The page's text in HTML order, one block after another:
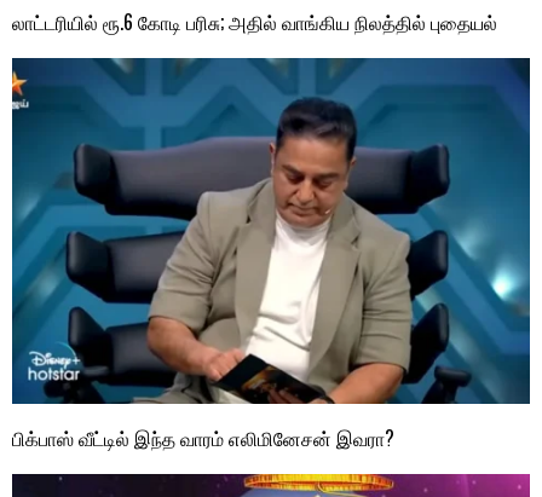
லாட்டரியில் ரூ.6 கோடி பரிசு; அதில் வாங்கிய நிலத்தில் புதையல்
பிக்பாஸ் வீட்டில் இந்த வாரம் எலிமினேசன் இவரா?